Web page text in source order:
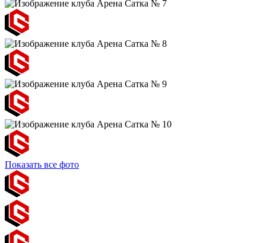
Показать все фото